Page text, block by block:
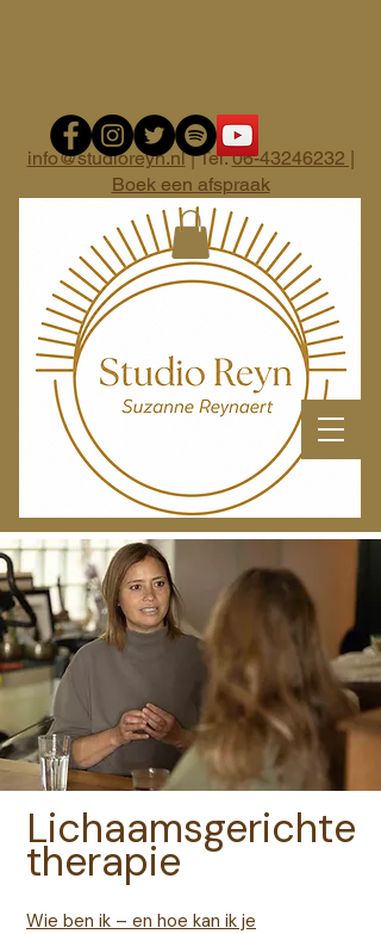
info@studioreyn.nl| Tel.06-43246232 |
Boek een afspraak
Lichaamsgerichte
therapie
Wie ben ik – en hoe kan ik je